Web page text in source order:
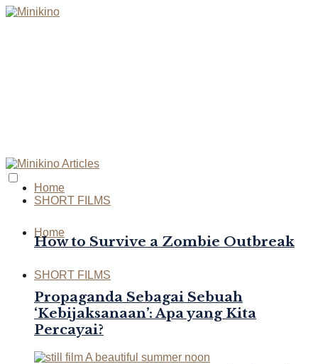
Home
SHORT FILMS
Home
SHORT FILMS
How to Survive a Zombie Outbreak
Propaganda Sebagai Sebuah
‘Kebijaksanaan’: Apa yang Kita
Percayai?